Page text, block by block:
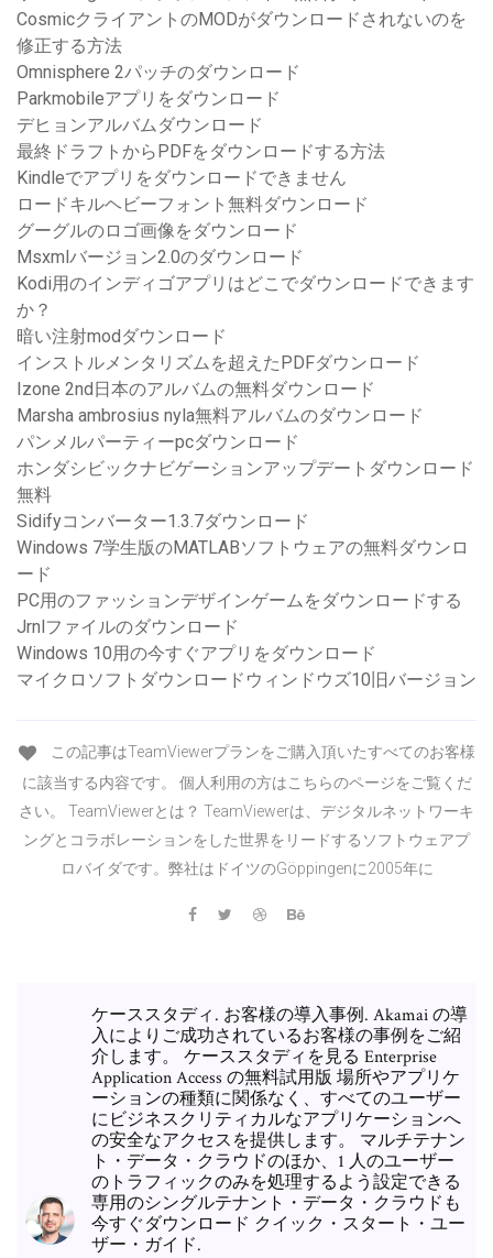
CosmicクライアントのMODがダウンロードされないのを
修正する方法
Omnisphere 2パッチのダウンロード
Parkmobileアプリをダウンロード
デヒョンアルバムダウンロード
最終ドラフトからPDFをダウンロードする方法
Kindleでアプリをダウンロードできません
ロードキルヘビーフォント無料ダウンロード
グーグルのロゴ画像をダウンロード
Msxmlバージョン2.0のダウンロード
Kodi用のインディゴアプリはどこでダウンロードできます
か？
暗い注射modダウンロード
インストルメンタリズムを超えたPDFダウンロード
Izone 2nd日本のアルバムの無料ダウンロード
Marsha ambrosius nyla無料アルバムのダウンロード
パンメルパーティーpcダウンロード
ホンダシビックナビゲーションアップデートダウンロード
無料
Sidifyコンバーター1.3.7ダウンロード
Windows 7学生版のMATLABソフトウェアの無料ダウンロ
ード
PC用のファッションデザインゲームをダウンロードする
Jrnlファイルのダウンロード
Windows 10用の今すぐアプリをダウンロード
マイクロソフトダウンロードウィンドウズ10旧バージョン
この記事はTeamViewerプランをご購入頂いたすべてのお客様
に該当する内容です。 個人利用の方はこちらのページをご覧くだ
さい。 TeamViewerとは？ TeamViewerは、デジタルネットワーキ
ングとコラボレーションをした世界をリードするソフトウェアプ
ロバイダです。弊社はドイツのGöppingenに2005年に
ケーススタディ. お客様の導入事例. Akamai の導
入によりご成功されているお客様の事例をご紹
介します。 ケーススタディを見る Enterprise
Application Access の無料試用版 場所やアプリケ
ーションの種類に関係なく、すべてのユーザー
にビジネスクリティカルなアプリケーションへ
の安全なアクセスを提供します。 マルチテナン
ト・データ・クラウドのほか、1 人のユーザー
のトラフィックのみを処理するよう設定できる
専用のシングルテナント・データ・クラウドも
今すぐダウンロード クイック・スタート・ユー
ザー・ガイド.